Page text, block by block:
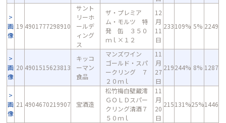
画
像
19 4901777298910
サント
リーホ
ールデ
ィング
ス
ザ・プレミア
ム・モルツ 特
発 缶 ３５０
ｍｌ×１２
12
月
11
日
233109% 5% 2249
画
像
20 4901515623813
キッコ
ーマン
食品
マンズワイン
ゴールド・スパ
ークリング ７
２０ｍｌ
11
月
27
日
219244% 8% 1287
画
像
21 4904670219907 宝酒造
松竹梅白壁蔵澪
ＧＯＬＤスパー
クリング清酒７
５０ｍｌ
11
月
20
日
215131%25%1446